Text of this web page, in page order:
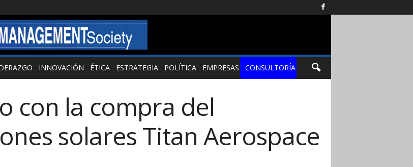
INNOVACIÓN ÉTICA ESTRATEGIA POLÍTICA EMPRESAS CONSULTORÍA
con la compra del
solares Titan Aerospace